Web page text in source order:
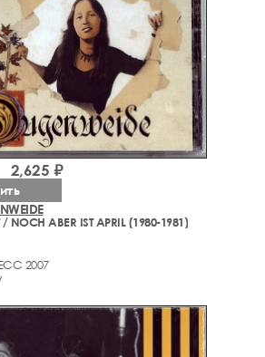
NOCH ABER IST APRIL (1980-1981)
2007
2,625 ₽